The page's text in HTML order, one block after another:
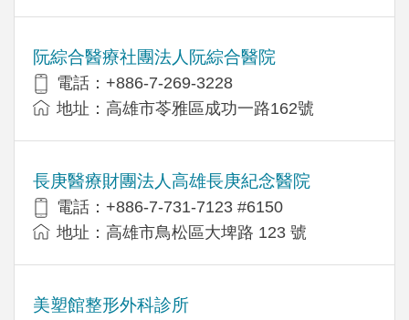
阮綜合醫療社團法人阮綜合醫院
電話：+886-7-269-3228
地址：高雄市苓雅區成功一路162號
長庚醫療財團法人高雄長庚紀念醫院
電話：+886-7-731-7123 #6150
地址：高雄市鳥松區大埤路 123 號
美塑館整形外科診所